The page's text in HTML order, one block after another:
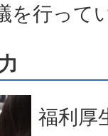
を行って
福利厚